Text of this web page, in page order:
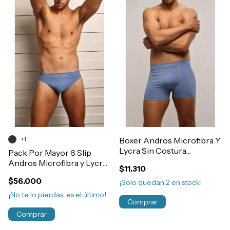
Pack Por Mayor 6 Slip
Andros Microfibra y Lycra
$56.000
¡No te lo pierdas, es el último!
+1
Comprar
Boxer Andros Microfibra Y
Lycra Sin Costura
$11.310
¡Solo quedan 2en stock!
Comprar